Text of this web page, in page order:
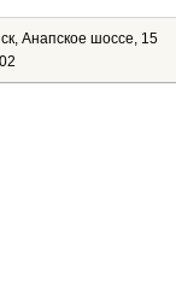
Анапское шоссе, 15